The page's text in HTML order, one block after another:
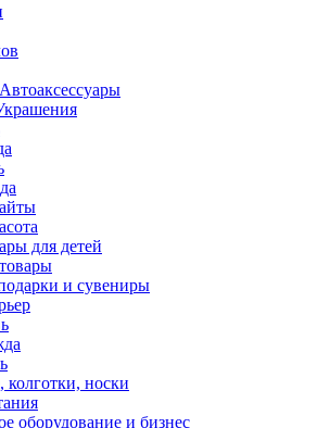
для детей
и сувениры
колготки, носки
оборудование и бизнес